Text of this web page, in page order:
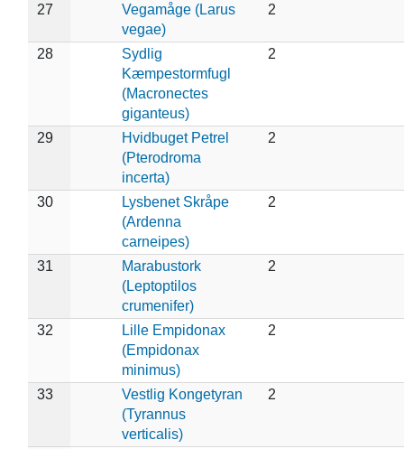
27
Vegamåge (Larus
vegae)
2
28
Sydlig
Kæmpestormfugl
(Macronectes
giganteus)
2
29
Hvidbuget Petrel
(Pterodroma
incerta)
2
30
Lysbenet Skråpe
(Ardenna
carneipes)
2
31
Marabustork
(Leptoptilos
crumenifer)
2
32
Lille Empidonax
(Empidonax
minimus)
2
33
Vestlig Kongetyran
(Tyrannus
verticalis)
2